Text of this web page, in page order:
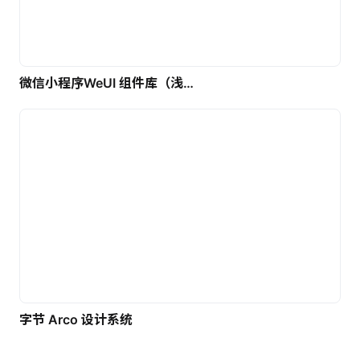
微信小程序WeUI 组件库（浅色）| 免费UI设计素材
字节 Arco 设计系统